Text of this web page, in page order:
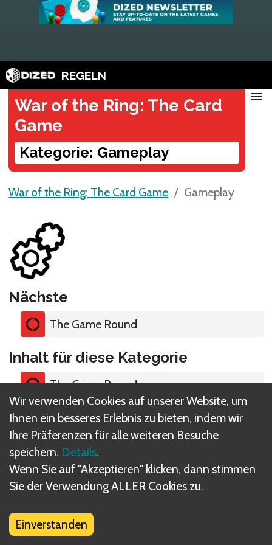
REGELN
War of the Ring: The Card
Game
Kategorie: Gameplay
menu
War of the Ring: The Card Game Gameplay
Nächste
The Game Round
Inhalt für diese Kategorie
The Game Round
Who Can See What?
Glossary
Was sind DIZED Regeln?
Wir verwenden Cookies auf unserer Website, um
Ihnen ein besseres Erlebnis zu bieten, indem wir
Ihre Präferenzen für alle weiteren Besuche
speichern. Details.
Wenn Sie auf "Akzeptieren" klicken, dann stimmen
Sie der Verwendung ALLER Cookies zu.
Einverstanden